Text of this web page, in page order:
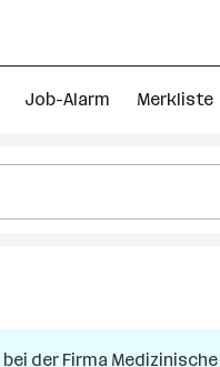
Job-Alarm Merkliste
bei der Firma